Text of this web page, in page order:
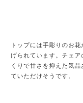
トップには手彫りのお
げられています。チェ
くりで甘さを抑えた気
ていただけそうです。